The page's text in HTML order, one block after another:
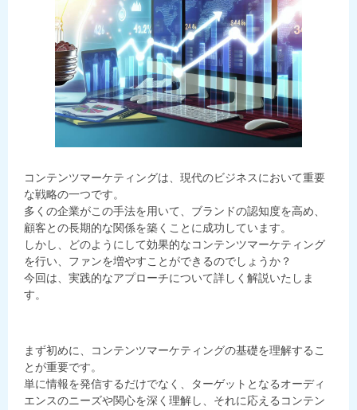
コンテンツマーケティングは、現代のビジネスにおいて重要
な戦略の一つです。
多くの企業がこの手法を用いて、ブランドの認知度を高め、
顧客との長期的な関係を築くことに成功しています。
しかし、どのようにして効果的なコンテンツマーケティング
を行い、ファンを増やすことができるのでしょうか？
今回は、実践的なアプローチについて詳しく解説いたしま
す。
まず初めに、コンテンツマーケティングの基礎を理解するこ
とが重要です。
単に情報を発信するだけでなく、ターゲットとなるオーディ
エンスのニーズや関心を深く理解し、それに応えるコンテン